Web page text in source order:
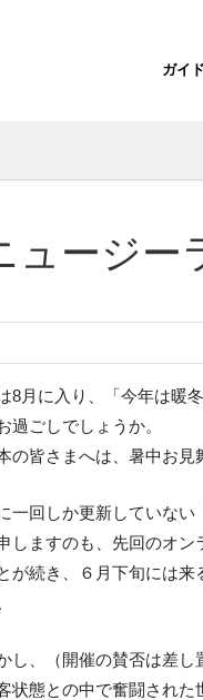
ガイ
ュージー
8月に入り、「今年は暖
過ごしでしょうか。
の皆さまへは、暑中お見
一回しか更新していない
しますのも、先回のオ
が続き、６月下旬には
し、（開催の賛否は差
状態との中で奮闘された